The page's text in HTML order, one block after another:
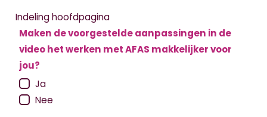
Indeling hoofdpagina
Maken de voorgestelde aanpassingen in de
video het werken met AFAS makkelijker voor
jou?
Ja
Nee